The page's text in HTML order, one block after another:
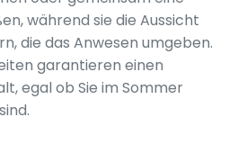
während sie die Aussicht
die das Anwesen umgeben.
garantieren einen
egal ob Sie im Sommer